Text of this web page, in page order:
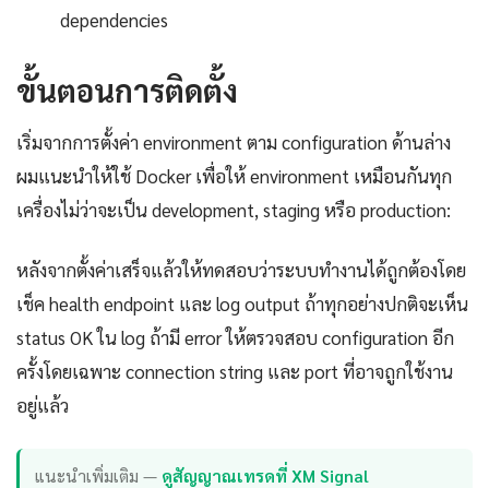
dependencies
ขั้นตอนการติดตั้ง
เริ่มจากการตั้งค่า environment ตาม configuration ด้านล่าง
ผมแนะนำให้ใช้ Docker เพื่อให้ environment เหมือนกันทุก
เครื่องไม่ว่าจะเป็น development, staging หรือ production:
หลังจากตั้งค่าเสร็จแล้วให้ทดสอบว่าระบบทำงานได้ถูกต้องโดย
เช็ค health endpoint และ log output ถ้าทุกอย่างปกติจะเห็น
status OK ใน log ถ้ามี error ให้ตรวจสอบ configuration อีก
ครั้งโดยเฉพาะ connection string และ port ที่อาจถูกใช้งาน
อยู่แล้ว
แนะนำเพิ่มเติม — ดูสัญญาณเทรดที่ XM Signal